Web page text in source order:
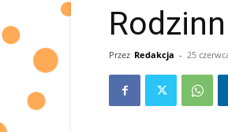
Przez Redakcja - 25